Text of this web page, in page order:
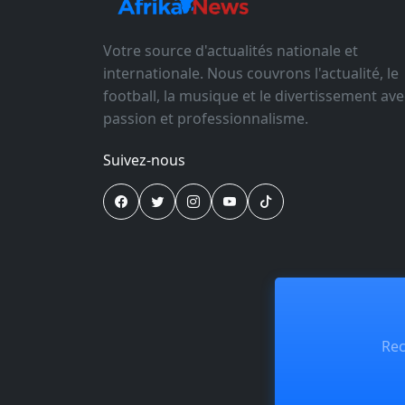
Votre source d'actualités nationale et
internationale. Nous couvrons l'actualité, le
football, la musique et le divertissement
passion et professionnalisme.
Suivez-nous